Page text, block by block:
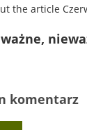
komentarz